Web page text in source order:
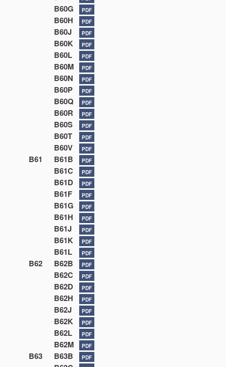
B60G PDF
B60H PDF
B60J PDF
B60K PDF
B60L PDF
B60M PDF
B60N PDF
B60P PDF
B60Q PDF
B60R PDF
B60S PDF
B60T PDF
B60V PDF
B61 B61B PDF
B61C PDF
B61D PDF
B61F PDF
B61G PDF
B61H PDF
B61J PDF
B61K PDF
B61L PDF
B62 B62B PDF
B62C PDF
B62D PDF
B62H PDF
B62J PDF
B62K PDF
B62L PDF
B62M PDF
B63 B63B PDF